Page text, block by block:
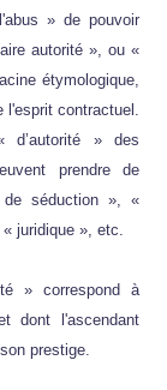
» de pouvoir
autorité », ou «
étymologique,
contractuel.
d’autorité » des
prendre de
séduction », «
juridique », etc.
» correspond à
dont l'ascendant
prestige.